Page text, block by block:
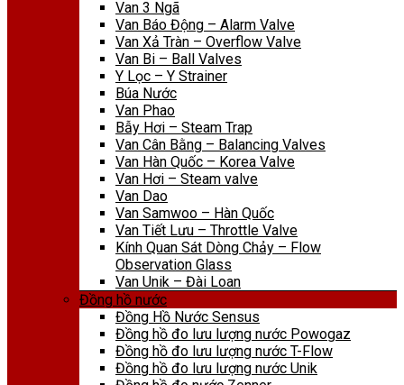
Van 3 Ngã
Van Báo Động – Alarm Valve
Van Xả Tràn – Overflow Valve
Van Bi – Ball Valves
Y Lọc – Y Strainer
Búa Nước
Van Phao
Bẫy Hơi – Steam Trap
Van Cân Bằng – Balancing Valves
Van Hàn Quốc – Korea Valve
Van Hơi – Steam valve
Van Dao
Van Samwoo – Hàn Quốc
Van Tiết Lưu – Throttle Valve
Kính Quan Sát Dòng Chảy – Flow
Observation Glass
Van Unik – Đài Loan
Đồng hồ nước
Đồng Hồ Nước Sensus
Đồng hồ đo lưu lượng nước Powogaz
Đồng hồ đo lưu lượng nước T-Flow
Đồng hồ đo lưu lượng nước Unik